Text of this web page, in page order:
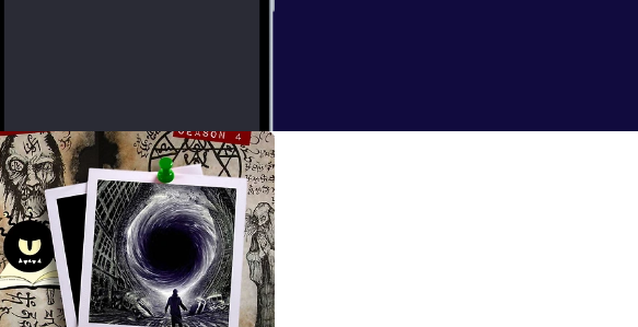
to make way for ORB: A